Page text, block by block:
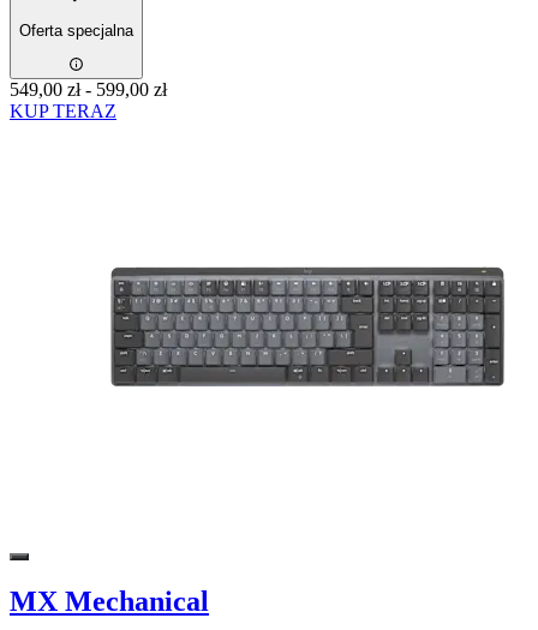
Oferta specjalna
549,00 zł- 599,00 zł
KUP TERAZ
MX Mechanical